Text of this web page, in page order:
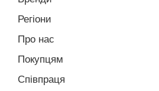
Регіони
Про нас
Покупцям
Співпраця